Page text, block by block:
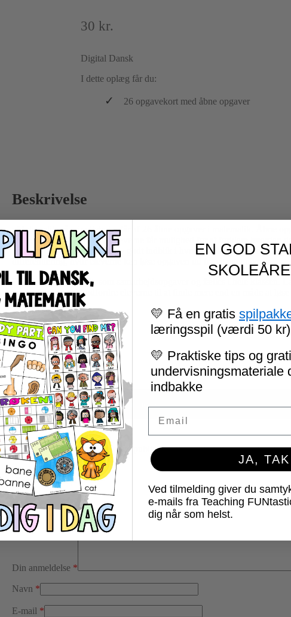
30 kr.
Digital Dansk
I dette oplæg får du:
26 opgavekort med åbne opgaver
Beskrivelse
»Matematik på minuttet» består af 26 åbne opgaver i matematik. Åbne
strategier og tænkemåder. Eleverne får mulighed for at forklare hvordan
gennem en «matematik-snak» godt indblik i hvordan eleverne tænker
differentiering, hvor eleverne kan løse opgaven ud fra sit eget niveau.
Brug både individuelt, som samarbejdsopgaver og fælles i hele klassen.
nogle. Du bør altid udfordre eleverne til at finde mere end en måde at løse
Anmeldelser
Der er endnu ikke nogle anmeldelser.
Din e-mailadresse vil ikke blive publiceret. Krævede felter er markeret
Din bedømmelse*
Din anmeldelse *
Navn *
E-mail *
EN GOD
💛 Få en gratis
læringsspil (værdi 50 kr)
💛 Praktiske tips og
undervisningsmateriale
indbakke
JA, TAK
Ved tilmelding giver du
e-mails fra Teaching
dig når som helst.